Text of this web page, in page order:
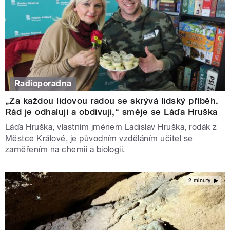
Radioporadna
„Za každou lidovou radou se skrývá lidský příběh.
Rád je odhaluji a obdivuji,“ směje se Láďa Hruška
Láďa Hruška, vlastním jménem Ladislav Hruška, rodák z
Městce Králové, je původním vzděláním učitel se
zaměřením na chemii a biologii.
2 minuty